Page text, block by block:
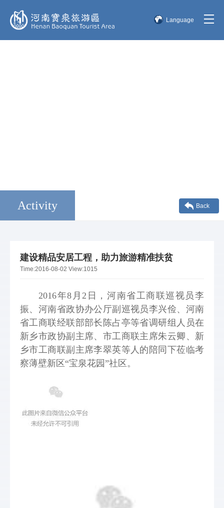
Language
Activity Back
建设精品安居工程，助力旅游精准扶贫
Time:2016-08-02 View:1015
2016年8月2日，河南省工商联巡视员李
振、河南省政协办公厅副巡视员李兴俭、河南
省工商联经联部部长陈占亭等省调研组人员在
新乡市政协副主席、市工商联主席朱云卿、新
乡市工商联副主席李翠英等人的陪同下莅临考
察薄壁新区“宝泉花园”社区。